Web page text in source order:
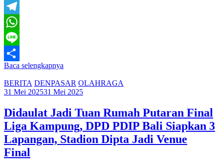
Email
Telegram
WhatsApp
Line
Share
Baca selengkapnya
BERITA DENPASAR OLAHRAGA
31 Mei 202531 Mei 2025
Didaulat Jadi Tuan Rumah Putaran Final
Liga Kampung, DPD PDIP Bali Siapkan 3
Lapangan, Stadion Dipta Jadi Venue
Final